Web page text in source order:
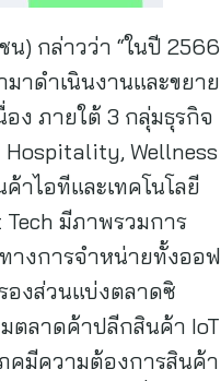
) กล่าวว่า “ในปี 2566
าดำเนินงานและขยาย
ง ภายใต้ 3 กลุ่มธุรกิจ
Hospitality, Wellness
าไอทีและเทคโนโลยี
มีภาพรวมการ
างการจำหน่ายทั้งออฟ
องส่วนแบ่งตลาดซิ
ตลาดค้าปลีกสินค้า IoT
คมีความต้องการสินค้า